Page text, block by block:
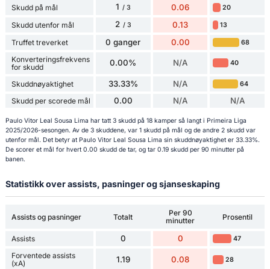
Skudd på mål 1 / 3 0.06 20
Skudd utenfor mål 2 / 3 0.13 13
Truffet treverket 0 ganger 0.00 68
Konverteringsfrekvens
for skudd
0.00% N/A 40
Skuddnøyaktighet 33.33% N/A 64
Skudd per scorede mål 0.00 N/A N/A
Paulo Vitor Leal Sousa Lima har tatt 3 skudd på 18 kamper så langt i Primeira Liga
2025/2026-sesongen. Av de 3 skuddene, var 1 skudd på mål og de andre 2 skudd var
utenfor mål. Det betyr at Paulo Vitor Leal Sousa Lima sin skuddnøyaktighet er 33.33%.
De scorer et mål for hvert 0.00 skudd de tar, og tar 0.19 skudd per 90 minutter på
banen.
Statistikk over assists, pasninger og sjanseskaping
Assists og pasninger Totalt
Per 90
minutter
Prosentil
Assists 0 0 47
Forventede assists
(xA)
1.19 0.08 28